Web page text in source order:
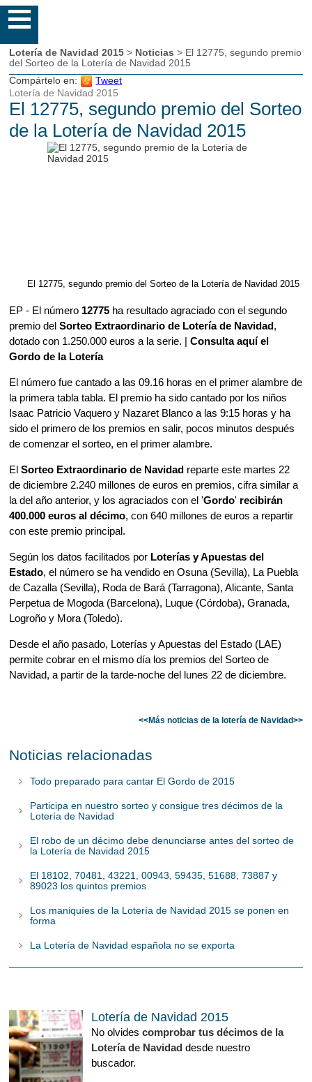
Lotería de Navidad 2015 > Noticias > El 12775, segundo premio
del Sorteo de la Lotería de Navidad 2015
Compártelo en:
Tweet
Lotería de Navidad 2015
El 12775, segundo premio del Sorteo
de la Lotería de Navidad 2015
El 12775, segundo premio del Sorteo de la Lotería de Navidad 2015
EP - El número 12775 ha resultado agraciado con el segundo
premio delSorteo Extraordinario de Lotería de Navidad,
dotado con 1.250.000 euros a la serie. |Consulta aquí el
Gordo de la Lotería
El número fue cantado a las 09.16 horas en el primer alambre de
la primera tabla tabla. El premio ha sido cantado por los niños
Isaac Patricio Vaquero y Nazaret Blanco a las 9:15 horas y ha
sido el primero de los premios en salir, pocos minutos después
de comenzar el sorteo, en el primer alambre.
ElSorteo Extraordinario de Navidad reparte este martes 22
de diciembre 2.240 millones de euros en premios, cifra similar a
la del año anterior, y los agraciados con el 'Gordo' recibirán
400.000 euros al décimo, con 640 millones de euros a repartir
con este premio principal.
Según los datos facilitados por Loterías y Apuestas del
Estado, el número se ha vendido en Osuna (Sevilla), La Puebla
de Cazalla (Sevilla), Roda de Bará (Tarragona), Alicante, Santa
Perpetua de Mogoda (Barcelona), Luque (Córdoba), Granada,
Logroño y Mora (Toledo).
Desde el año pasado, Loterías y Apuestas del Estado (LAE)
permite cobrar en el mismo día los premios del Sorteo de
Navidad, a partir de la tarde-noche del lunes 22 de diciembre.
<<Más noticias de la lotería de Navidad>>
Noticias relacionadas
Todo preparado para cantar El Gordo de 2015
Participa en nuestro sorteo y consigue tres décimos de la
Lotería de Navidad
El robo de un décimo debe denunciarse antes del sorteo de
la Lotería de Navidad 2015
El 18102, 70481, 43221, 00943, 59435, 51688, 73887 y
89023 los quintos premios
Los maniquíes de la Lotería de Navidad 2015 se ponen en
forma
La Lotería de Navidad española no se exporta
Lotería de Navidad 2015
No olvidescomprobar tus décimos de la
Lotería de Navidad desde nuestro
buscador.